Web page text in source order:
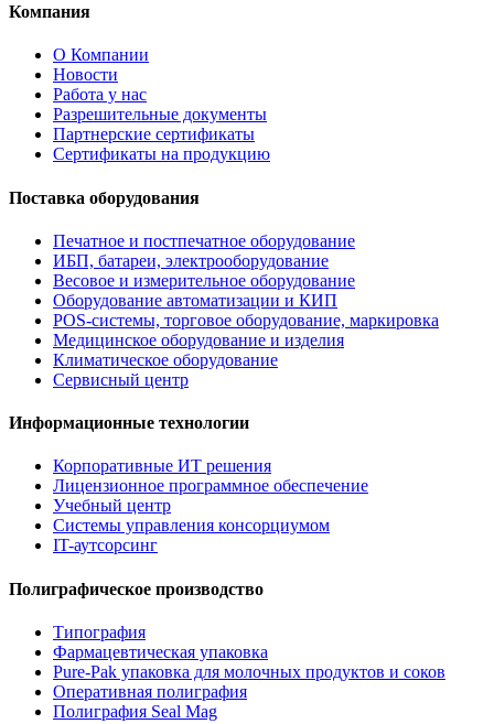
Компания
О Компании
Новости
Работа у нас
Разрешительные документы
Партнерские сертификаты
Сертификаты на продукцию
Поставка оборудования
Печатное и постпечатное оборудование
ИБП, батареи, электрооборудование
Весовое и измерительное оборудование
Оборудование автоматизации и КИП
POS-системы, торговое оборудование, маркировка
Медицинское оборудование и изделия
Климатическое оборудование
Сервисный центр
Информационные технологии
Корпоративные ИТ решения
Лицензионное программное обеспечение
Учебный центр
Системы управления консорциумом
IT-аутсорсинг
Полиграфическое производство
Типография
Фармацевтическая упаковка
Pure-Pak упаковка для молочных продуктов и соков
Оперативная полиграфия
Полиграфия Seal Mag